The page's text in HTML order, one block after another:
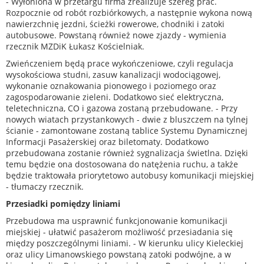
Rozpocznie od robót rozbiórkowych, a następnie wykona nową
nawierzchnię jezdni, ścieżki rowerowe, chodniki i zatoki
autobusowe. Powstaną również nowe zjazdy - wymienia
rzecznik MZDiK Łukasz Kościelniak.
Zwieńczeniem będą prace wykończeniowe, czyli regulacja
wysokościowa studni, zasuw kanalizacji wodociągowej,
wykonanie oznakowania pionowego i poziomego oraz
zagospodarowanie zieleni. Dodatkowo sieć elektryczna,
teletechniczna, CO i gazowa zostaną przebudowane. - Przy
nowych wiatach przystankowych - dwie z bluszczem na tylnej
ścianie - zamontowane zostaną tablice Systemu Dynamicznej
Informacji Pasażerskiej oraz biletomaty. Dodatkowo
przebudowana zostanie również sygnalizacja świetlna. Dzięki
temu będzie ona dostosowana do natężenia ruchu, a także
będzie traktowała priorytetowo autobusy komunikacji miejskiej
- tłumaczy rzecznik.
Przesiadki pomiędzy liniami
Przebudowa ma usprawnić funkcjonowanie komunikacji
miejskiej - ułatwić pasażerom możliwość przesiadania się
między poszczególnymi liniami. - W kierunku ulicy Kieleckiej
oraz ulicy Limanowskiego powstaną zatoki podwójne, a w